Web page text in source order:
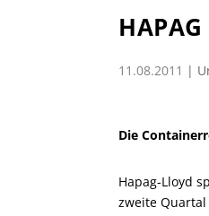
11.08.2011 |
Die
Hapag-Lloyd
zweite